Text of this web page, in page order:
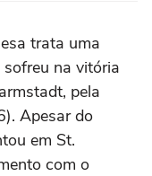
trata uma
na vitória
pela
Apesar do
em St.
com o